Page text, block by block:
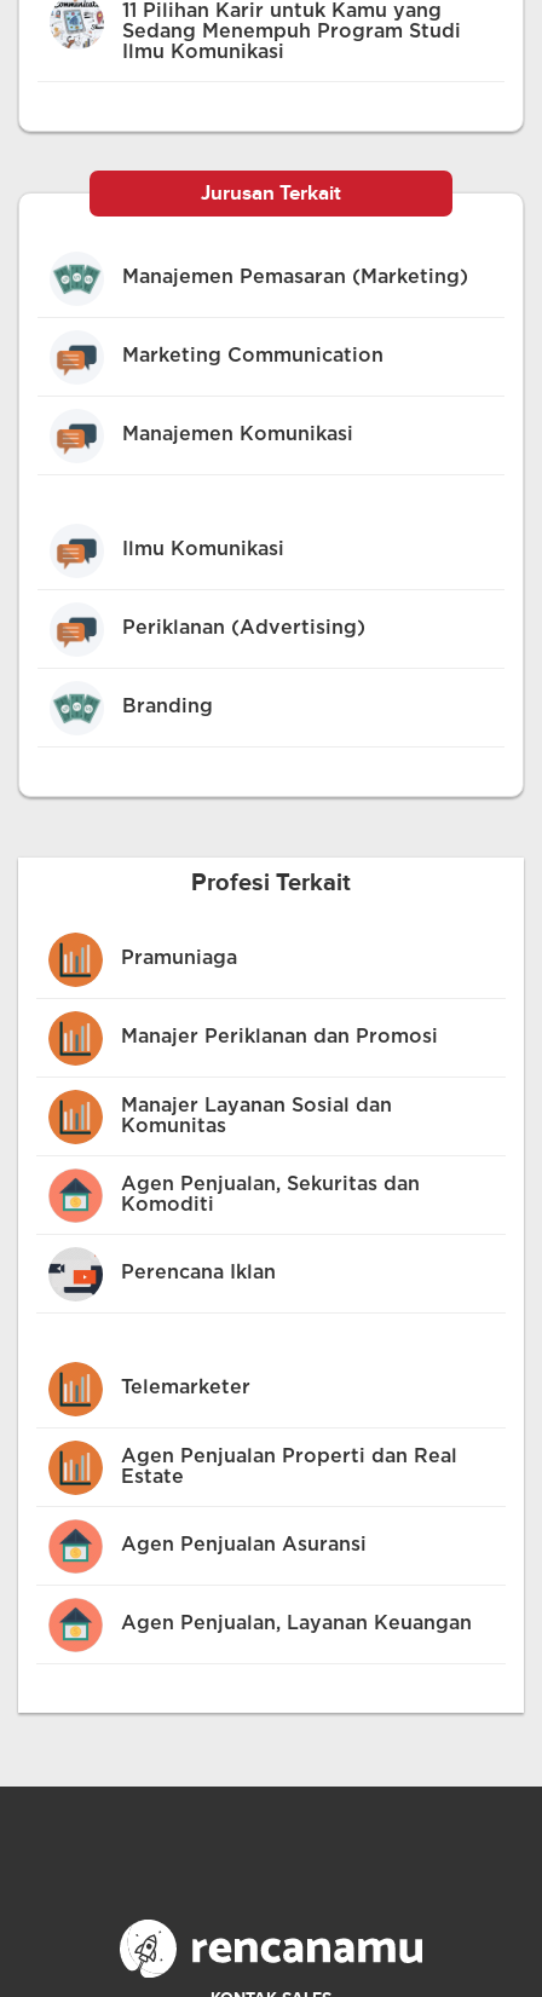
11 Pilihan Karir untuk Kamu yang
Sedang Menempuh Program Studi
Ilmu Komunikasi
Jurusan Terkait
Manajemen Pemasaran (Marketing)
Marketing Communication
Manajemen Komunikasi
Ilmu Komunikasi
Periklanan (Advertising)
Branding
Profesi Terkait
Pramuniaga
Manajer Periklanan dan Promosi
Manajer Layanan Sosial dan
Komunitas
Agen Penjualan, Sekuritas dan
Komoditi
Perencana Iklan
Telemarketer
Agen Penjualan Properti dan Real
Estate
Agen Penjualan Asuransi
Agen Penjualan, Layanan Keuangan